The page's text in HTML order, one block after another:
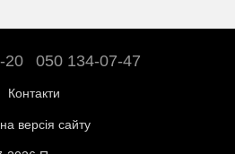
20 050 134-07-47
Контакти
версія сайту